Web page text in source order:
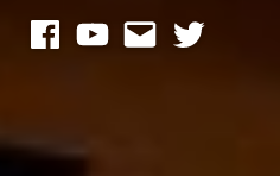
facebook
youtube
mail twitter